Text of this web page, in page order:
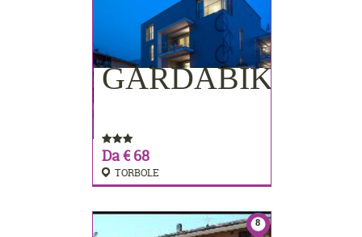
GARDABIKE
Da € 68
TORBOLE
PRENOTA
8